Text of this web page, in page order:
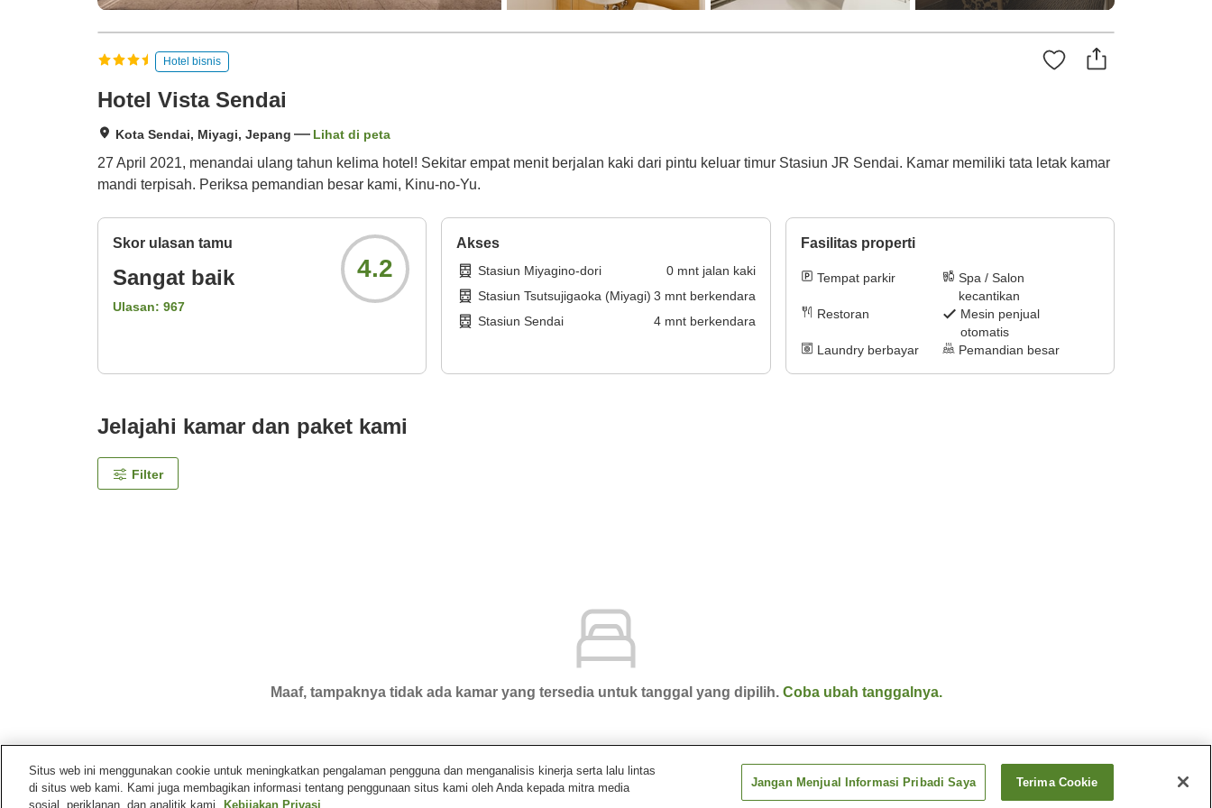
Hotel bisnis
Hotel Vista Sendai
Kota Sendai, Miyagi, Jepang Lihat di peta
27 April 2021, menandai ulang tahun kelima hotel! Sekitar empat menit berjalan kaki dari pintu keluar timur Stasiun JR Sendai. Kamar memiliki tata letak kamar
mandi terpisah. Periksa pemandian besar kami, Kinu-no-Yu.
Skor ulasan tamu
Sangat baik
Ulasan: 967
4.2
Akses
Stasiun Miyagino-dori 0mnt jalan kaki
Stasiun Tsutsujigaoka (Miyagi) 3 mnt berkendara
Stasiun Sendai
4mnt berkendara
Fasilitas properti
Tempat parkir
Spa / Salon
kecantikan
Restoran
Mesin penjual
otomatis
Laundry berbayar
Pemandian besar
Jelajahi kamar dan paket kami
Filter
Maaf, tampaknya tidak ada kamar yang tersedia untuk tanggal yang dipilih. Coba ubah tanggalnya.
Beranda Jepang Miyagi Kota Sendai Hotel Vista Sendai
Situs web ini menggunakan cookie untuk meningkatkan pengalaman pengguna dan menganalisis kinerja serta lalu lintas
di situs web kami. Kami juga membagikan informasi tentang penggunaan situs kami oleh Anda kepada mitra media
sosial, periklanan, dan analitik kami.
Kebijakan Privasi
Jangan Menjual Informasi Pribadi Saya Terima Cookie